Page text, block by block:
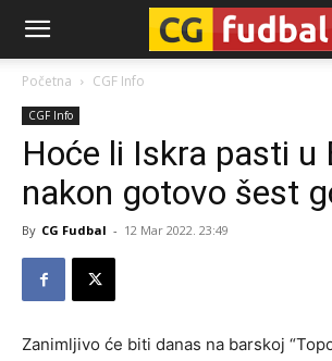
CG-
Fudbal
Početna CGF Info
CGF Info
Hoće li Iskra pasti u
nakon gotovo šest
By CG Fudbal - 12 Mar 2022. 23:49
Zanimljivo će biti danas na barskoj